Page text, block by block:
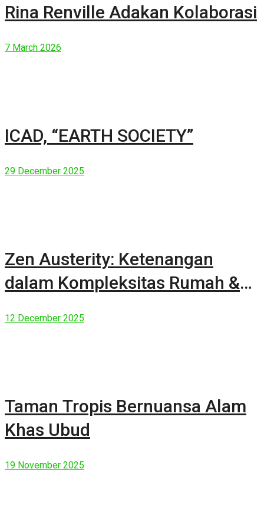
Rina Renville Adakan Kolaborasi
7 March 2026
ICAD, “EARTH SOCIETY”
29 December 2025
Zen Austerity: Ketenangan
dalam Kompleksitas Rumah &
12 December 2025
Taman Tropis Bernuansa Alam
Khas Ubud
19 November 2025